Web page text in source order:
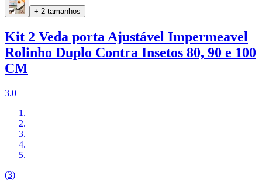
+ 2 tamanhos
Kit 2 Veda porta Ajustável Impermeavel
Rolinho Duplo Contra Insetos 80, 90 e 100
CM
3.0
(3)